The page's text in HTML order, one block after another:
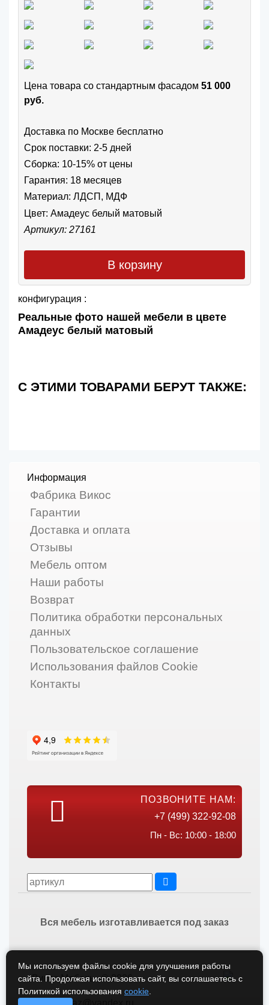
Цена товара cо стандартным фасадом 51 000
руб.
Доставка по Москве бесплатно
Срок поставки: 2-5 дней
Сборка: 10-15% от цены
Гарантия: 18 месяцев
Материал: ЛДСП, МДФ
Цвет: Амадеус белый матовый
Артикул: 27161
В корзину
конфигурация :
Реальные фото нашей мебели в цвете
Амадеус белый матовый
С ЭТИМИ ТОВАРАМИ БЕРУТ ТАКЖЕ:
Информация
Фабрика Викос
Гарантии
Доставка и оплата
Отзывы
Мебель оптом
Наши работы
Возврат
Политика обработки персональных
данных
Пользовательское соглашение
Использования файлов Cookie
Контакты
ПОЗВОНИТЕ НАМ:
+7 (499) 322-92-08
Пн - Вс: 10:00 - 18:00
Вся мебель изготавливается под заказ
Викос Мебель © 2026
Мы используем файлы cookie для улучшения работы
сайта. Продолжая использовать сайт, вы соглашаетесь с
Политикой использования cookie